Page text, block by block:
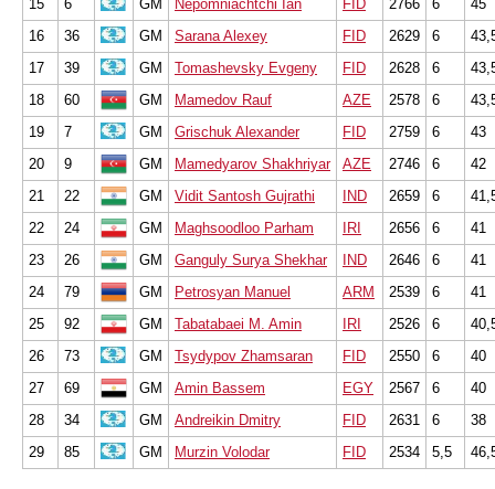
15 6 GM Nepomniachtchi Ian FID 2766 6
45
16
36 GM Sarana Alexey FID 2629 6
17
39 GM Tomashevsky Evgeny FID 2628 6
18
60 GM Mamedov Rauf AZE 2578 6
19
7 GM Grischuk Alexander FID 2759 6
43
20
9 GM Mamedyarov Shakhriyar AZE 2746 6
42
21
22 GM Vidit Santosh Gujrathi IND 2659 6
22
24 GM Maghsoodloo Parham IRI 2656 6
41
23
26 GM Ganguly Surya Shekhar IND 2646 6
41
24
79 GM Petrosyan Manuel ARM 2539 6
41
25
92 GM Tabatabaei M. Amin IRI 2526 6
26
73 GM Tsydypov Zhamsaran FID 2550 6
40
27
69 GM Amin Bassem EGY 2567 6
40
28
34 GM Andreikin Dmitry FID 2631 6
38
29
85 GM Murzin Volodar FID 2534 5,5